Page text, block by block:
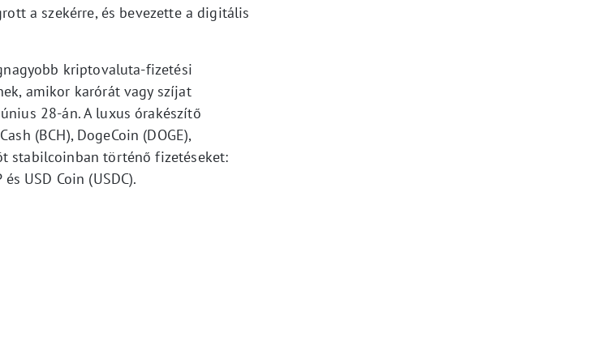
a szekérre, és bevezette a digitális
kriptovaluta-fizetési
amikor karórát vagy szíjat
28-án. A luxus órakészítő
(BCH), DogeCoin (DOGE),
stabilcoinban történő fizetéseket:
USD Coin (USDC).